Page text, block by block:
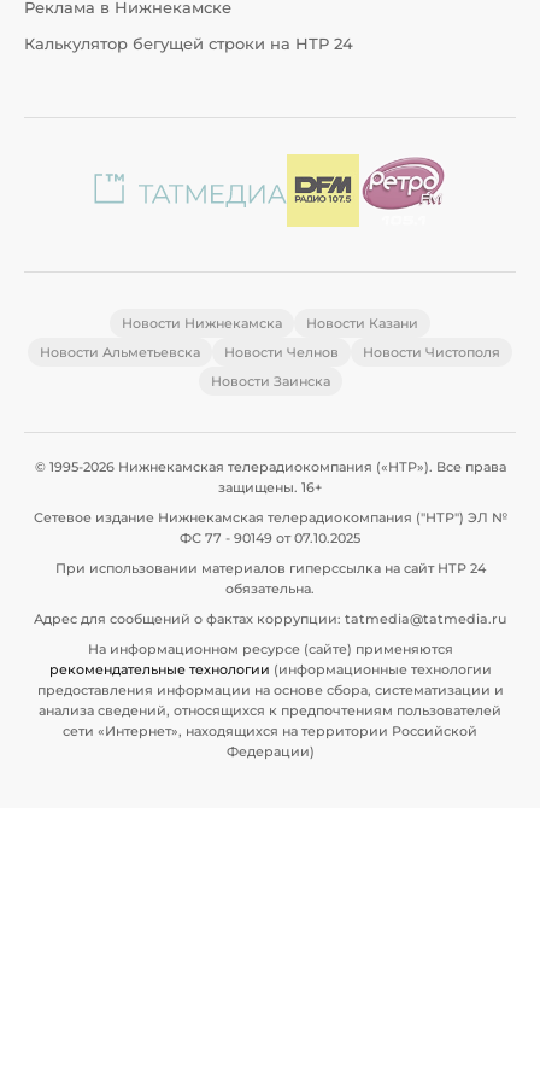
Реклама в Нижнекамске
Калькулятор бегущей строки на НТР 24
Новости Нижнекамска
Новости Казани
Новости Альметьевска
Новости Челнов
Новости Чистополя
Новости Заинска
© 1995-2026 Нижнекамская телерадиокомпания («НТР»). Все права
защищены. 16+
Сетевое издание Нижнекамская телерадиокомпания ("НТР") ЭЛ №
ФС 77 - 90149 от 07.10.2025
При использовании материалов гиперссылка на сайт НТР 24
обязательна.
Адрес для сообщений о фактах коррупции: tatmedia@tatmedia.ru
На информационном ресурсе (сайте) применяются
рекомендательные технологии (информационные технологии
предоставления информации на основе сбора, систематизации и
анализа сведений, относящихся к предпочтениям пользователей
сети «Интернет», находящихся на территории Российской
Федерации)